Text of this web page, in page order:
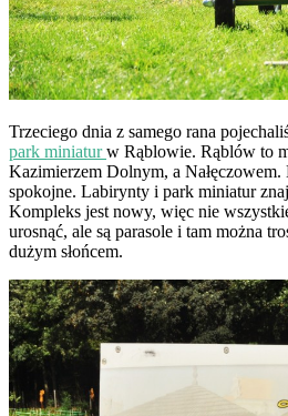
Trzeciego dnia z samego rana
park miniaturw Rąblowie. Rąblów to
Kazimierzem Dolnym, a Nałęczowem.
spokojne. Labirynty i park miniatur
Kompleks jest nowy, więc nie
urosnąć, ale są parasole i tam można
dużym słońcem.